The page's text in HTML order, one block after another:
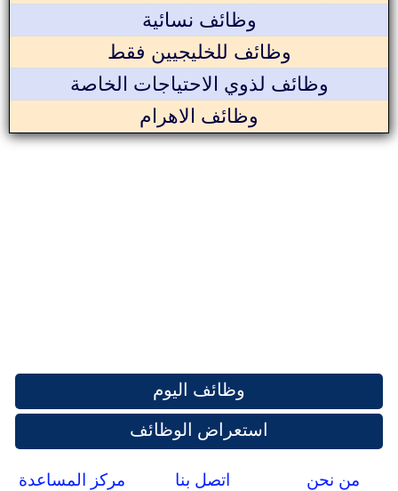
وظائف نسائية
وظائف للخليجيين فقط
وظائف لذوي الاحتياجات الخاصة
وظائف الاهرام
وظائف اليوم
استعراض الوظائف
من نحن اتصل بنا مركز المساعدة